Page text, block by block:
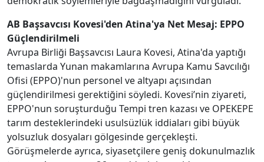
AB Başsavcısı Kovesi'den Atina'ya Net Mesaj: EPPO
Güçlendirilmeli
Avrupa Birliği Başsavcısı Laura Kovesi, Atina'da yaptığı
temaslarda Yunan makamlarına Avrupa Kamu Savcılığı
Ofisi (EPPO)'nun personel ve altyapı açısından
güçlendirilmesi gerektiğini söyledi. Kovesi’nin ziyareti,
EPPO'nun soruşturduğu Tempi tren kazası ve OPEKEPE
tarım desteklerindeki usulsüzlük iddiaları gibi büyük
yolsuzluk dosyaları gölgesinde gerçekleşti.
Görüşmelerde ayrıca, siyasetçilere geniş dokunulmazlık